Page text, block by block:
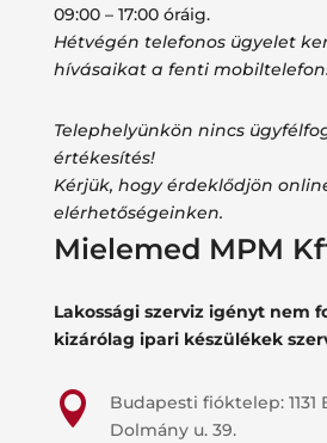
09:00 – 17:00 óráig.
Hétvégén telefonos ügyelet
hívásaikat a fenti
Telephelyünkön nincs
értékesítés!
Kérjük, hogy érdeklődjön
elérhetőségeinken.
Mielemed MPM
Lakossági szerviz igényt nem
kizárólag ipari készülékek

Budapesti fióktelep: 1131
Dolmány u. 39.